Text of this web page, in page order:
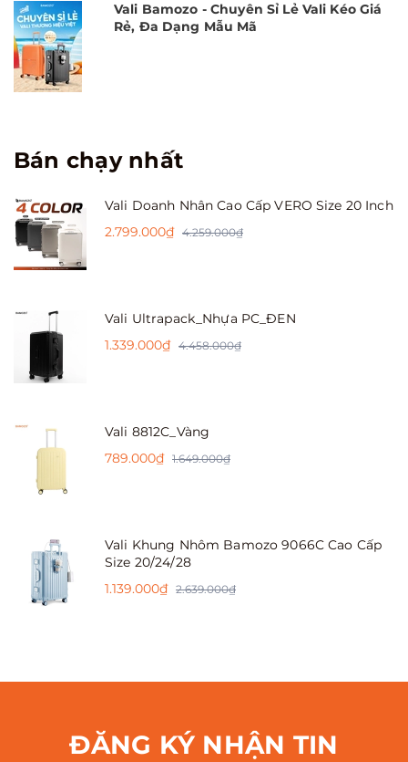
Vali Bamozo - Chuyên Sỉ Lẻ Vali Kéo Giá
Rẻ, Đa Dạng Mẫu Mã
Bán chạy nhất
Vali Doanh Nhân Cao Cấp VERO Size 20 Inch
2.799.000₫ 4.259.000₫
Vali Ultrapack_Nhựa PC_ĐEN
1.339.000₫ 4.458.000₫
Vali 8812C_Vàng
789.000₫ 1.649.000₫
Vali Khung Nhôm Bamozo 9066C Cao Cấp
Size 20/24/28
1.139.000₫ 2.639.000₫
ĐĂNG KÝ NHẬN TIN